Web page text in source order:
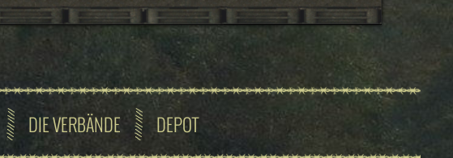
DIE VERBÄNDE DEPOT